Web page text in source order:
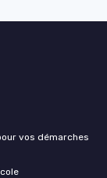
vos démarches